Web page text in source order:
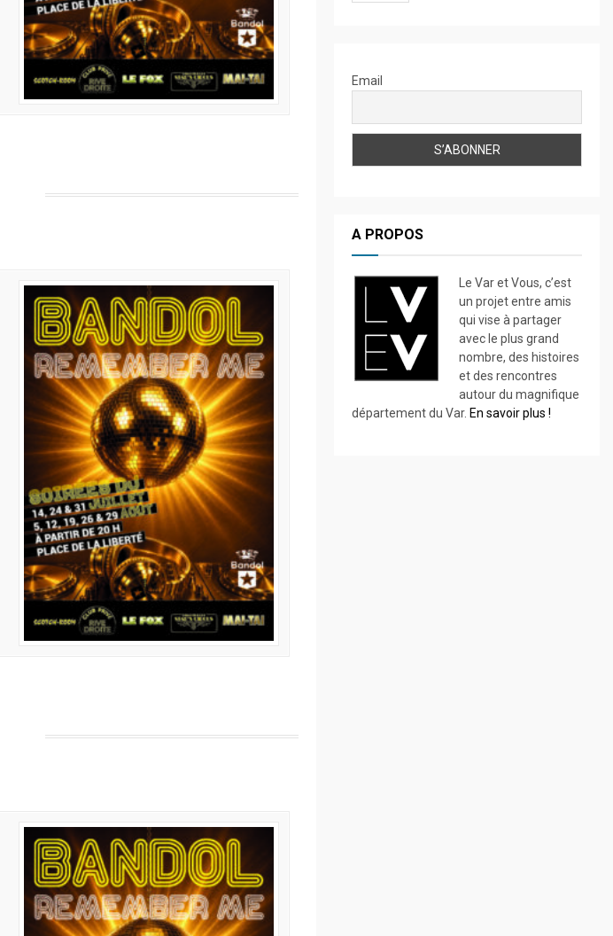
Email
A PROPOS
Le Var et Vous, c’est
un projet entre amis
qui vise à partager
avec le plus grand
nombre, des histoires
et des rencontres
autour du magnifique
département du Var. En savoir plus !